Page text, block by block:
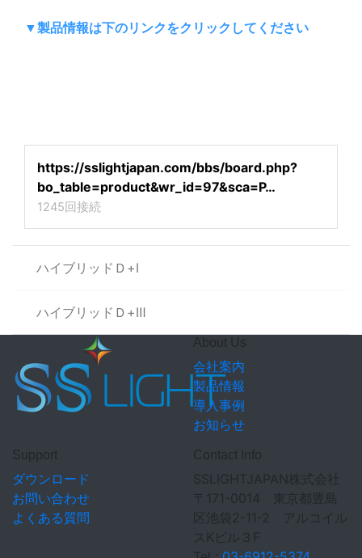
▼製品情報は下のリンクをクリックしてください
https://sslightjapan.com/bbs/board.php?
bo_table=product&wr_id=97&sca=P…
1245回接続
ハイブリッドＤ+Ⅰ
ハイブリッドＤ+Ⅲ
About Us
会社案内
製品情報
導入事例
お知らせ
Support
ダウンロード
お問い合わせ
よくある質問
Contact Info
SSLIGHTJAPAN株式会社
〒171-0014 東京都豊島
区池袋2-11-2 アルコイル
スKビル３F